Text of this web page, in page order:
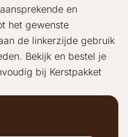
en
het gewenste
de linkerzijde gebruik
Bekijk en bestel je
bij Kerstpakket